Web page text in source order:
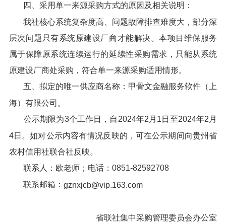
四、采用单一来源采购方式的原因及相关说明：
我社核心系统复杂度高、问题故障排查难度大，部分深
层次问题只有系统原建设厂商才能解决。本项目维保服务
属于保障原系统连续运行的延续性采购需求，只能从系统
原建设厂商处采购，符合单一来源采购适用情形。
五、拟定的唯一供应商名称：甲骨文金融服务软件（上
海）有限公司。
公示期限为3个工作日，自2024年2月1日至2024年2月
4日。如对公示内容有情况反映的，可在公示期间向贵州省
农村信用社联合社反映。
联系人：欧老师；电话：0851-82592708
联系邮箱： gznxjcb@vip.163.com
省联社集中采购管理委员会办公室